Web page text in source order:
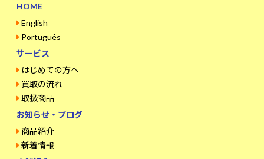
HOME
English
Português
サービス
はじめての方へ
買取の流れ
取扱商品
お知らせ・ブログ
商品紹介
新着情報